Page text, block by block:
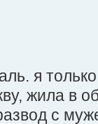
я
жила в
с